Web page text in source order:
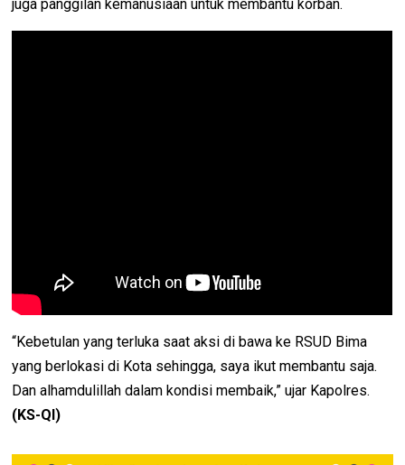
juga panggilan kemanusiaan untuk membantu korban.
“Kebetulan yang terluka saat aksi di bawa ke RSUD Bima
yang berlokasi di Kota sehingga, saya ikut membantu saja.
Dan alhamdulillah dalam kondisi membaik,” ujar Kapolres.
(KS-QI)